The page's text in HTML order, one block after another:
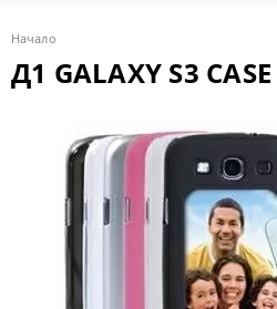
Начало
Д1 GALAXY S3